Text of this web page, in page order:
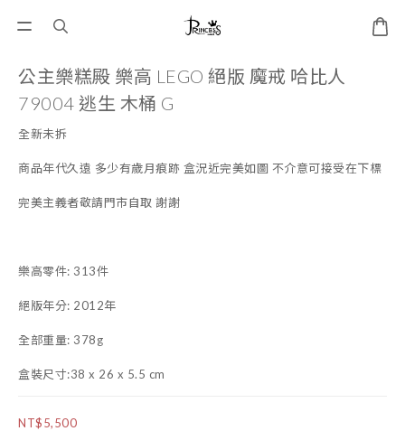
公主樂糕殿 樂高 LEGO 絕版 魔戒 哈比人
79004 逃生 木桶 G
全新未拆
商品年代久遠 多少有歲月痕跡 盒況近完美如圖 不介意可接受在下標
完美主義者敬請門市自取 謝謝
樂高零件: 313件
絕版年分: 2012年
全部重量: 378g
盒裝尺寸:38 x 26 x 5.5 cm
NT$5,500